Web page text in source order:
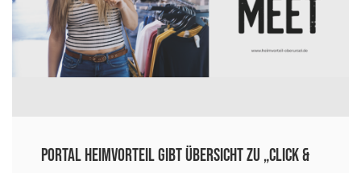
Portal Heimvorteil gibt Übersicht zu „click &